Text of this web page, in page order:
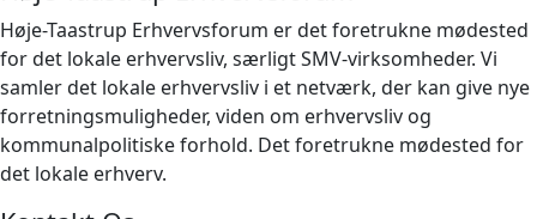
Høje-Taastrup Erhvervsforum er det foretrukne mødested
for det lokale erhvervsliv, særligt SMV-virksomheder. Vi
samler det lokale erhvervsliv i et netværk, der kan give nye
forretningsmuligheder, viden om erhvervsliv og
kommunalpolitiske forhold. Det foretrukne mødested for
det lokale erhverv.